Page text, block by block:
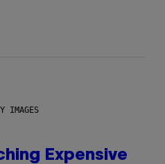
IMAGES
Expensive